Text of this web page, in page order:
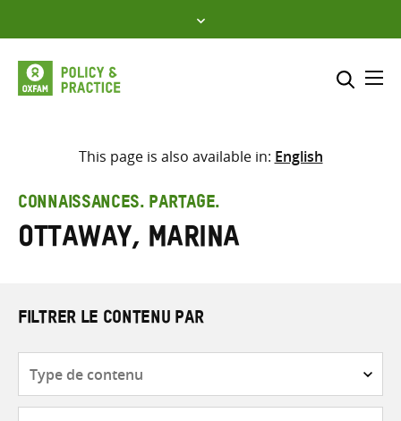
to
content
Sélectionner l’emplacement
Saisir
les
termes
This page is also available in: English
CONNAISSANCES. PARTAGE.
Ottaway, Marina
FILTRER LE CONTENU PAR
contenu